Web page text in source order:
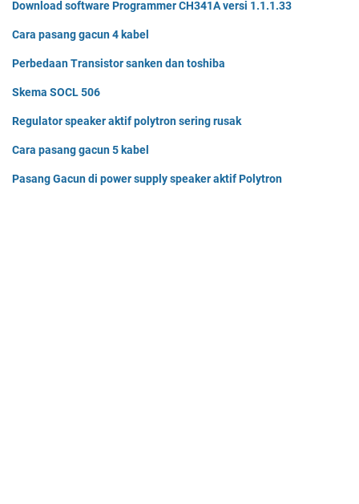
Download software Programmer CH341A versi 1.1.1.33
Cara pasang gacun 4 kabel
Perbedaan Transistor sanken dan toshiba
Skema SOCL 506
Regulator speaker aktif polytron sering rusak
Cara pasang gacun 5 kabel
Pasang Gacun di power supply speaker aktif Polytron